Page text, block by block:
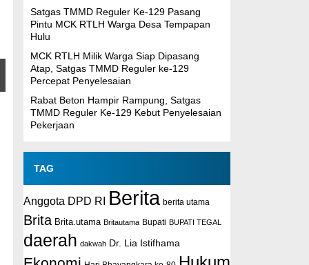
Satgas TMMD Reguler Ke-129 Pasang
Pintu MCK RTLH Warga Desa Tempapan
Hulu
MCK RTLH Milik Warga Siap Dipasang
Atap, Satgas TMMD Reguler ke-129
Percepat Penyelesaian
Rabat Beton Hampir Rampung, Satgas
TMMD Reguler Ke-129 Kebut Penyelesaian
Pekerjaan
TAG
Anggota DPD RI Berita berita utama
Brita Brita.utama Britautama Bupati BUPATI TEGAL
daerah dakwah Dr. Lia Istifhama